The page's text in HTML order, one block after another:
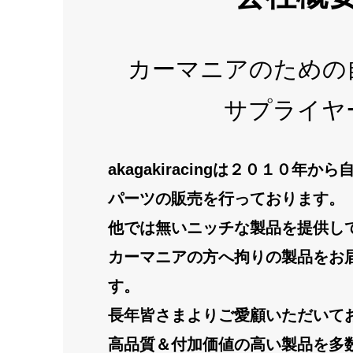
カーマニアのための
サプライヤ
akagakiracingは２０１０年から
パーツの販売を行っております。
他では無いニッチな製品を提供し
カーマニアの方へ拘りの製品をお
す。
長年皆さまよりご愛顧いただいて
高品質＆付加価値の高い製品を多